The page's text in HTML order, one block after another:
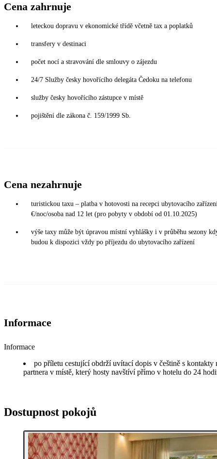
Cena zahrnuje
leteckou dopravu v ekonomické třídě včetně tax a poplatků
transfery v destinaci
počet nocí a stravování dle smlouvy o zájezdu
24/7 Služby česky hovořícího delegáta Čedoku na telefonu
služby česky hovořícího zástupce v místě
pojištění dle zákona č. 159/1999 Sb.
Cena nezahrnuje
turistickou taxu – platba v hotovosti na recepci ubytovacího
€/noc/osoba nad 12 let (pro pobyty v období od 01.10.2025)
výše taxy může být úpravou místní vyhlášky i v průběhu sezony
budou k dispozici vždy po příjezdu do ubytovacího zařízení
Informace
Informace
po příletu cestující obdrží uvítací dopis v češtině s kontakty
partnera v místě, který hosty navštíví přímo v hotelu do 24
Dostupnost pokojů